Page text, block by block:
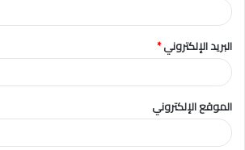
البريد الإلكتروني*
الموقع الإلكتروني